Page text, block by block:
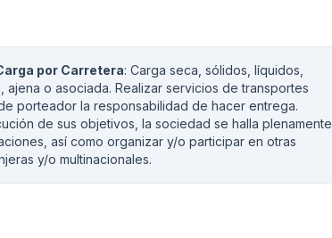
por Carretera: Carga seca, sólidos, líquidos,
o asociada. Realizar servicios de transportes
porteador la responsabilidad de hacer entrega.
de sus objetivos, la sociedad se halla plenamente
así como organizar y/o participar en otras
y/o multinacionales.